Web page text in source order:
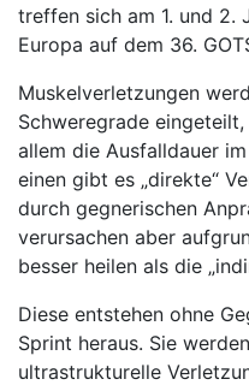
treffen sich am 1. und 2.
Europa auf dem 36.
Muskelverletzungen
Schweregrade
allem die Ausfalldauer
einen gibt es „direkte“
durch gegnerischen
verursachen aber
besser heilen als die
Diese entstehen ohne
Sprint heraus. Sie
ultrastrukturelle